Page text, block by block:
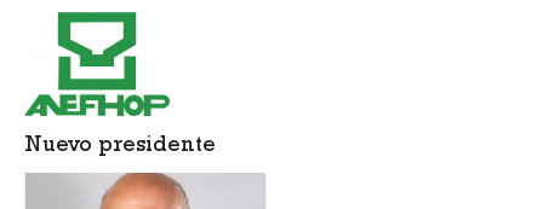
Nuevo presidente